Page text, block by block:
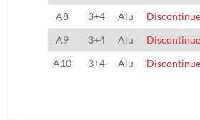
A8
3+4 Alu
A9
3+4 Alu
A10
3+4 Alu